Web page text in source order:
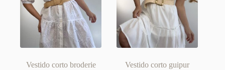
Vestido corto broderie
Vestido corto guipur